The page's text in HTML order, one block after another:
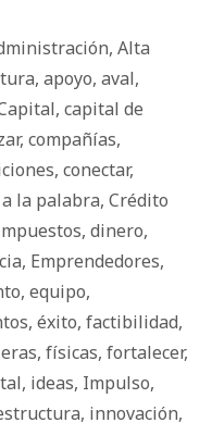
, Alta
, apoyo, aval,
, capital de
, compañías,
, conectar,
la palabra, Crédito
, dinero,
, Emprendedores,
, equipo,
, éxito, factibilidad,
, físicas, fortalecer,
, ideas, Impulso,
, innovación,